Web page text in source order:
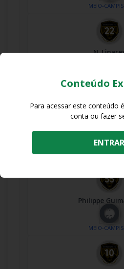
MEIO-
N.
MEIO-
77
MEIO-
Philippe
Nº
55
MEIO-
Conteúdo
Para acessar este conteúdo
conta ou fazer
ENTRAR